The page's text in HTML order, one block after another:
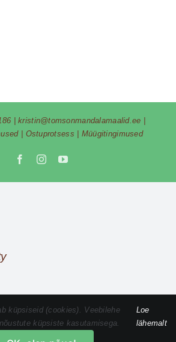
|kristin@tomsonmandalamaalid.ee
| Ostuprotsess Müügitingimused
FacebookInstagramYouTube
to see what's available
küpsiseid (cookies). Veebilehe
küpsiste kasutamisega.
Loe
lähemalt